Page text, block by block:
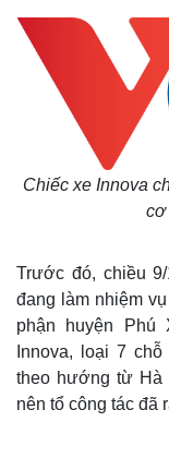
Chiếc xe Innova
cơ
Trước đó, chiều
đang làm nhiệm
phận huyện Phú
Innova, loại 7
theo hướng từ Hà
nên tổ công tác đã